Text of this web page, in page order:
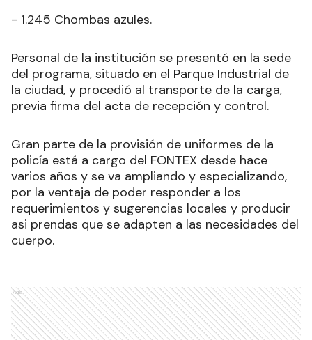
- 1.245 Chombas azules.
Personal de la institución se presentó en la sede
del programa, situado en el Parque Industrial de
la ciudad, y procedió al transporte de la carga,
previa firma del acta de recepción y control.
Gran parte de la provisión de uniformes de la
policía está a cargo del FONTEX desde hace
varios años y se va ampliando y especializando,
por la ventaja de poder responder a los
requerimientos y sugerencias locales y producir
asi prendas que se adapten a las necesidades del
cuerpo.
Ads